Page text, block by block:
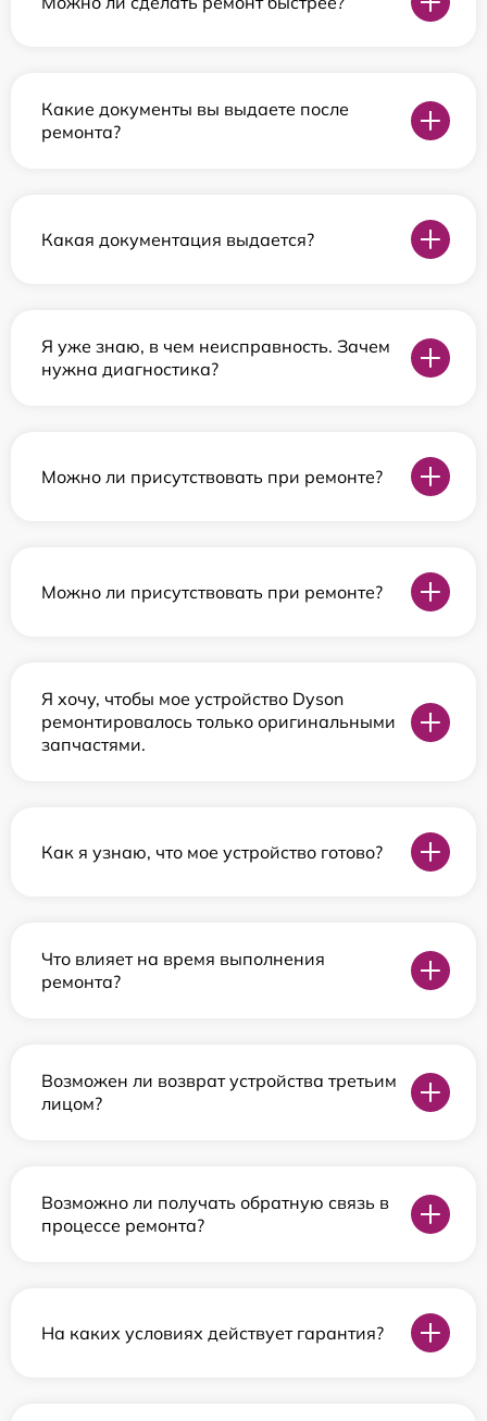
Какие документы вы выдаете после
ремонта?
Какая документация выдается?
Я уже знаю, в чем неисправность. Зачем
нужна диагностика?
Можно ли присутствовать при ремонте?
Можно ли присутствовать при ремонте?
Я хочу, чтобы мое устройство Dyson
ремонтировалось только оригинальными
запчастями.
Как я узнаю, что мое устройство готово?
Что влияет на время выполнения
ремонта?
Возможен ли возврат устройства третьим
лицом?
Возможно ли получать обратную связь в
процессе ремонта?
На каких условиях действует гарантия?